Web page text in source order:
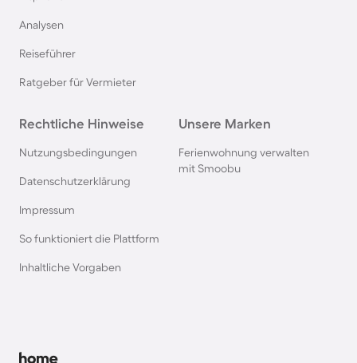
Hütten in Frankreich
Hütten in der Schweiz
Hütten im Salzburger Land
Hütten in Polen
Analysen
Reiseführer
Ratgeber für Vermieter
Rechtliche Hinweise
Nutzungsbedingungen
Datenschutzerklärung
Impressum
So funktioniert die Plattform
Inhaltliche Vorgaben
Unsere Marken
Ferienwohnung verwalten
mit Smoobu